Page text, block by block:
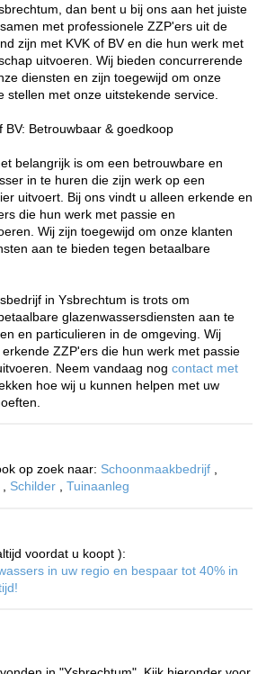
dan bent u bij ons aan het juiste
met professionele ZZP'ers uit de
zijn met KVK of BV en die hun werk met
uitvoeren. Wij bieden concurrerende
diensten en zijn toegewijd om onze
stellen met onze uitstekende service.
BV: Betrouwbaar & goedkoop
belangrijk is om een betrouwbare en
in te huren die zijn werk op een
uitvoert. Bij ons vindt u alleen erkende en
die hun werk met passie en
Wij zijn toegewijd om onze klanten
aan te bieden tegen betaalbare
in Ysbrechtum is trots om
glazenwassersdiensten aan te
en particulieren in de omgeving. Wij
ZZP'ers die hun werk met passie
Neem vandaag nog contact met
hoe wij u kunnen helpen met uw
op zoek naar: Schoonmaakbedrijf ,
, Schilder , Tuinaanleg
voordat u koopt ):
in uw regio en bespaar tot 40% in